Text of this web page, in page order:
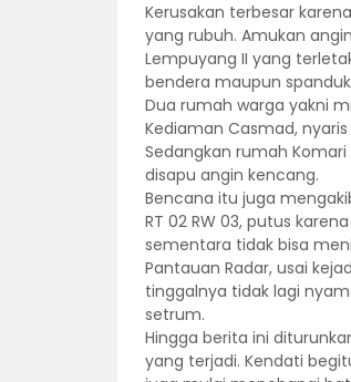
Kerusakan terbesar
yang rubuh. Amukan
Lempuyang II yang
bendera maupun
Dua rumah warga yakni
Kediaman Casmad,
Sedangkan rumah
disapu angin kencang.
Bencana itu juga
RT 02 RW 03, putus
sementara tidak bisa
Pantauan Radar, usai
tinggalnya tidak lagi
setrum.
Hingga berita ini
yang terjadi. Kendati